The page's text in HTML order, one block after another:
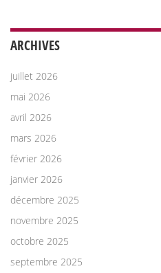
ARCHIVES
juillet 2026
mai 2026
avril 2026
mars 2026
février 2026
janvier 2026
décembre 2025
novembre 2025
octobre 2025
septembre 2025